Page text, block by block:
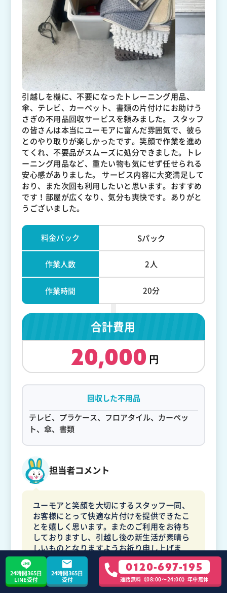
引越しを機に、不要になったトレーニング用品、
傘、テレビ、カーペット、書類の片付けにお助けう
さぎの不用品回収サービスを頼みました。 スタッフ
の皆さんは本当にユーモアに富んだ雰囲気で、彼ら
とのやり取りが楽しかったです。笑顔で作業を進め
てくれ、不要品がスムーズに処分できました。トレ
ーニング用品など、重たい物も気にせず任せられる
安心感がありました。 サービス内容に大変満足して
おり、また次回も利用したいと思います。おすすめ
です！部屋が広くなり、気分も爽快です。ありがと
うございました。
料金パック Sパック
作業人数 2人
作業時間 20分
合計費用
20,000
回収した不用品
テレビ、プラケース、フロアタイル、カーペッ
ト、傘、書類
担当者コメント
ユーモアと笑顔を大切にするスタッフ一同、
お客様にとって快適な片付けを提供できたこ
とを嬉しく思います。またのご利用をお待ち
しておりますし、引越し後の新生活が素晴ら
しいものとなりますようお祈り申し上げま
す。
24時間365日
LINE受付
24時間365日
受付
0120-697-195
通話無料《08:00〜24:00》年中無休